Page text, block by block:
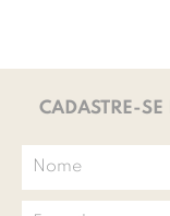
CADASTRE-SE